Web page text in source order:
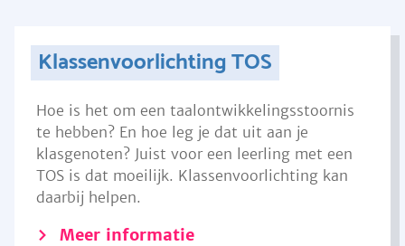
Klassenvoorlichting TOS
Hoe is het om een taalontwikkelingsstoornis
te hebben? En hoe leg je dat uit aan je
klasgenoten? Juist voor een leerling met een
TOS is dat moeilijk. Klassenvoorlichting kan
daarbij helpen.
Meer informatie